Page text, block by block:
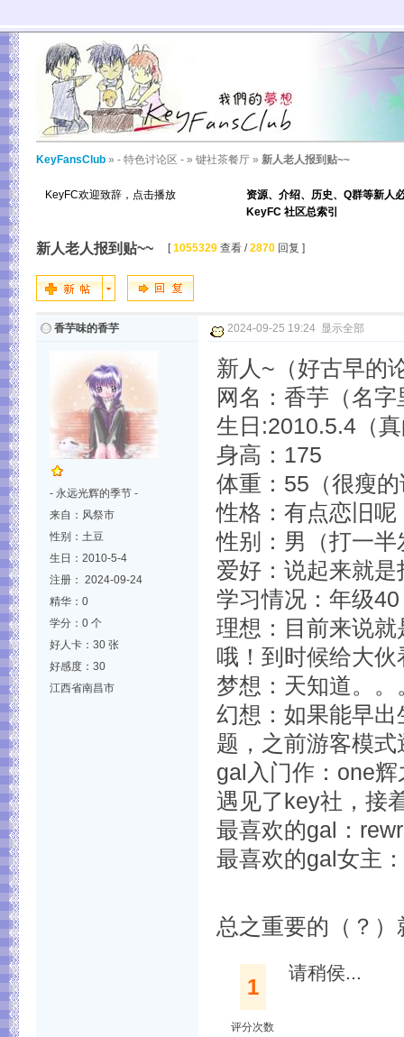
KeyFansClub » - 特色讨论区 - » 键社茶餐厅 » 新人老人报到贴~~
KeyFC欢迎致辞，点击播放
资源、介绍、历史、Q群等新人
KeyFC 社区总索引
新人老人报到贴~~ [1055329 查看 /2870 回复 ]
香芋味的香芋
- 永远光辉的季节 -
来自：风祭市
性别：土豆
生日：2010-5-4
注册： 2024-09-24
精华：0
学分：0 个
好人卡：30 张
好感度：30
江西省南昌市
2024-09-25 19:24 显示全部
新人~（好古早的
网名：香芋（名
生日:2010.5.4（
身高：175
体重：55（很瘦
性格：有点恋旧
性别：男（打一
爱好：说起来就
学习情况：年级
理想：目前来说
哦！到时候给大伙
梦想：天知道。
幻想：如果能早
题，之前游客模
gal入门作：one
遇见了key社，接
最喜欢的gal：
最喜欢的gal女主
总之重要的（？
1
评分次数
请稍侯...